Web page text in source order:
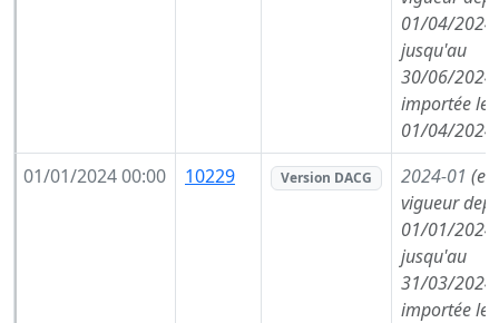
01/04/2024,
jusqu'au
30/06/2024,
importée le
01/04/2024)
01/01/2024 00:00
10229 Version DACG 2024-01 (en
vigueur
01/01/2024,
jusqu'au
31/03/2024,
importée le